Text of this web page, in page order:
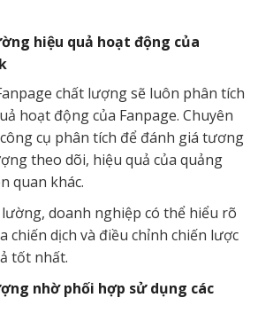
hiệu quả hoạt động của
chất lượng sẽ luôn phân tích
hoạt động của Fanpage. Chuyên
cụ phân tích để đánh giá tương
theo dõi, hiệu quả của quảng
quan khác.
doanh nghiệp có thể hiểu rõ
chiến dịch và điều chỉnh chiến lược
tốt nhất.
nhờ phối hợp sử dụng các